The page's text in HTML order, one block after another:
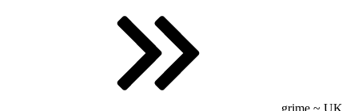
grime ~ UK